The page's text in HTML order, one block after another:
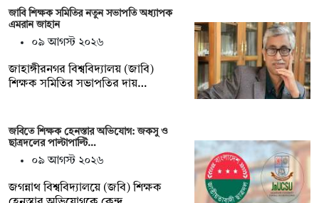
জাবি শিক্ষক সমিতির নতুন সভাপতি অধ্যাপক
এমরান জাহান
০৯ আগস্ট ২০২৬
জাহাঙ্গীরনগর বিশ্ববিদ্যালয় (জাবি)
শিক্ষক সমিতির সভাপতির দায়…
জবিতে শিক্ষক হেনস্তার অভিযোগ: জকসু ও
ছাত্রদলের পাল্টাপাল্টি…
০৯ আগস্ট ২০২৬
জগন্নাথ বিশ্ববিদ্যালয়ে (জবি) শিক্ষক